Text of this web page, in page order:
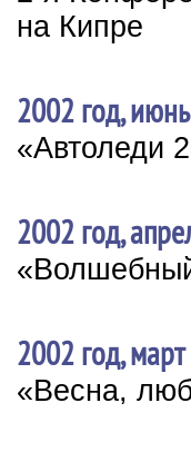
на Кипре
2002 год, июнь
«Автоледи
2002 год,
2002 год, март
«Весна,